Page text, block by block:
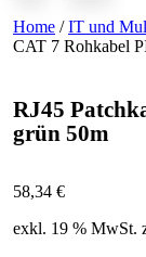
Home /IT und
CAT 7 Rohkabel
RJ45
grün 50m
58,34 €
exkl. 19 % MwSt.